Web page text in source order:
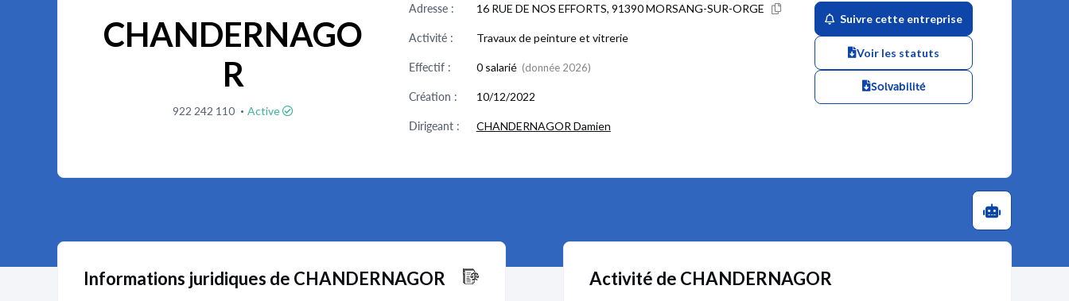
CHANDERNAGO
R
922 242 110 · Active
Adresse : 16 RUE DE NOS EFFORTS, 91390 MORSANG-SUR-ORGE
Activité : Travaux de peinture et vitrerie
Effectif : 0 salarié (donnée 2026)
Création : 10/12/2022
Dirigeant : CHANDERNAGOR Damien
Suivre cette entreprise
Voir les statuts
Solvabilité
Informations juridiques de CHANDERNAGOR Activité de CHANDERNAGOR